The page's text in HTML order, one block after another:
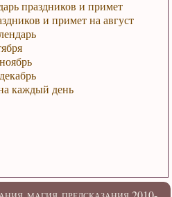
праздников и примет
и примет на август
каждый день